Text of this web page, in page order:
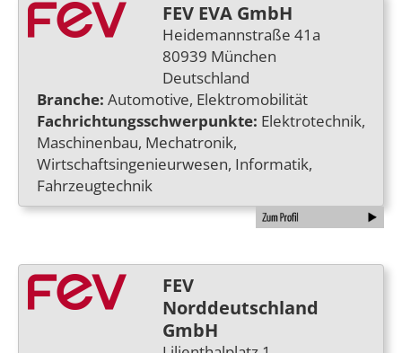
FEV EVA GmbH
Heidemannstraße 41a
80939 München
Deutschland
Branche: Automotive, Elektromobilität
Fachrichtungsschwerpunkte: Elektrotechnik,
Maschinenbau, Mechatronik,
Wirtschaftsingenieurwesen, Informatik,
Fahrzeugtechnik
FEV
Norddeutschland
GmbH